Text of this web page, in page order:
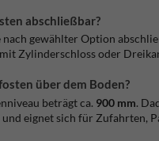
abschließbar?
nach gewählter Option
Zylinderschloss oder
über dem Boden?
beträgt ca. 900 mm.
eignet sich für Zufahrten,